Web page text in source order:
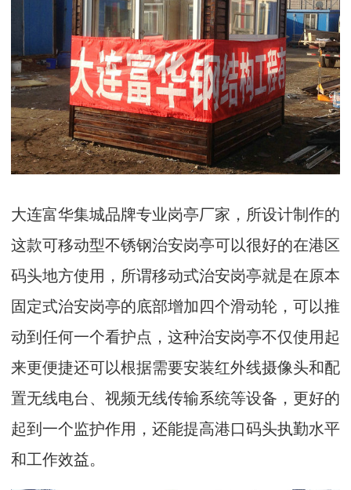
大连富华集城品牌专业岗亭厂家，所设计制作的
这款可移动型不锈钢治安岗亭可以很好的在港区
码头地方使用，所谓移动式治安岗亭就是在原本
固定式治安岗亭的底部增加四个滑动轮，可以推
动到任何一个看护点，这种治安岗亭不仅使用起
来更便捷还可以根据需要安装红外线摄像头和配
置无线电台、视频无线传输系统等设备，更好的
起到一个监护作用，还能提高港口码头执勤水平
和工作效益。